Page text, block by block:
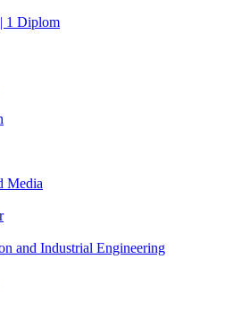
1 Diplom
Media
and Industrial Engineering